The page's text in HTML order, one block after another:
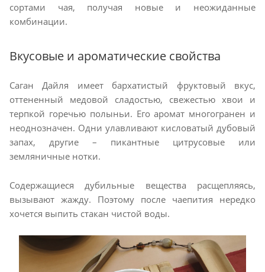
сортами чая, получая новые и неожиданные
комбинации.
Вкусовые и ароматические свойства
Саган Дайля имеет бархатистый фруктовый вкус,
оттененный медовой сладостью, свежестью хвои и
терпкой горечью полыньи. Его аромат многогранен и
неоднозначен. Одни улавливают кисловатый дубовый
запах, другие – пикантные цитрусовые или
земляничные нотки.
Содержащиеся дубильные вещества расщепляясь,
вызывают жажду. Поэтому после чаепития нередко
хочется выпить стакан чистой воды.